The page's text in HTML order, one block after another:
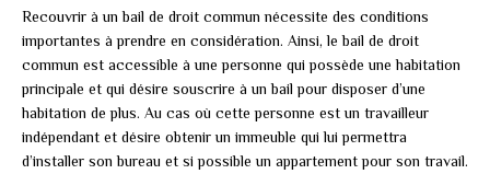
Recouvrir à un bail de droit commun nécessite des conditions
importantes à prendre en considération. Ainsi, le bail de droit
commun est accessible à une personne qui possède une habitation
principale et qui désire souscrire à un bail pour disposer d’une
habitation de plus. Au cas où cette personne est un travailleur
indépendant et désire obtenir un immeuble qui lui permettra
d’installer son bureau et si possible un appartement pour son travail.